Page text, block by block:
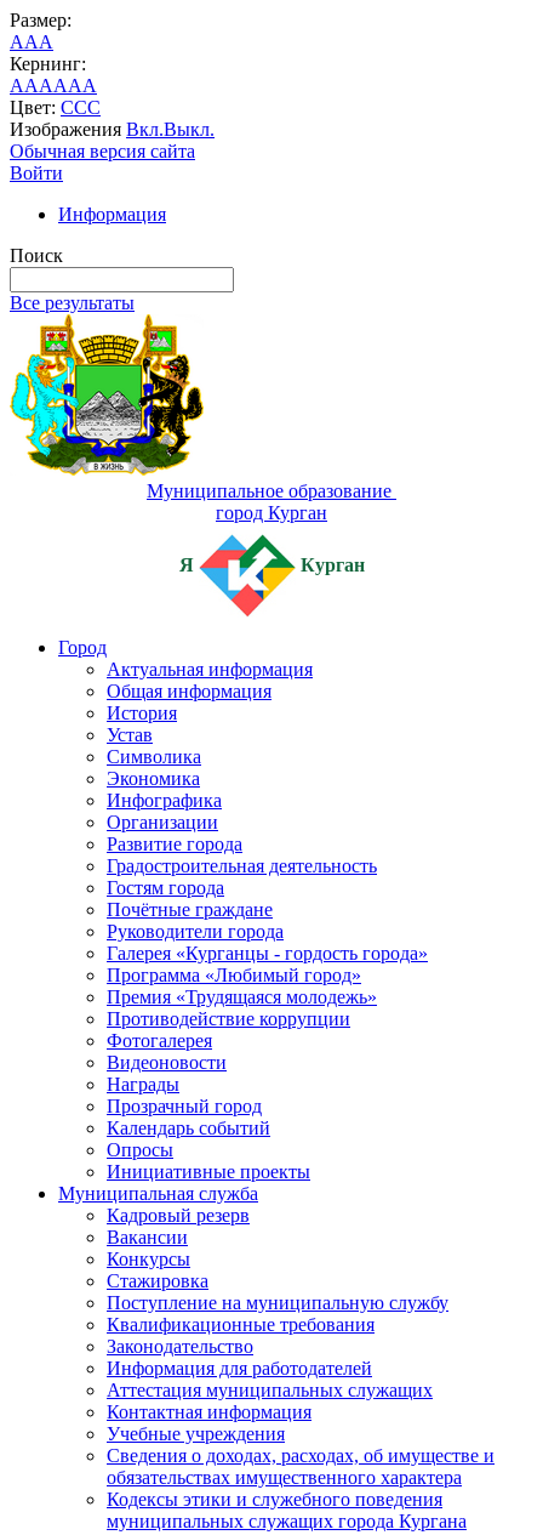
Размер:
AAA
Кернинг:
AAAAAA
Цвет: CCC
Изображения Вкл.Выкл.
Обычная версия сайта
Войти
Информация
Поиск
Все результаты
Муниципальное образование
город Курган
Я Курган
Город
Актуальная информация
Общая информация
История
Устав
Символика
Экономика
Инфографика
Организации
Развитие города
Градостроительная деятельность
Гостям города
Почётные граждане
Руководители города
Галерея «Курганцы - гордость города»
Программа «Любимый город»
Премия «Трудящаяся молодежь»
Противодействие коррупции
Фотогалерея
Видеоновости
Награды
Прозрачный город
Календарь событий
Опросы
Инициативные проекты
Муниципальная служба
Кадровый резерв
Вакансии
Конкурсы
Стажировка
Поступление на муниципальную службу
Квалификационные требования
Законодательство
Информация для работодателей
Аттестация муниципальных служащих
Контактная информация
Учебные учреждения
Сведения о доходах, расходах, об имуществе и
обязательствах имущественного характера
Кодексы этики и служебного поведения
муниципальных служащих города Кургана